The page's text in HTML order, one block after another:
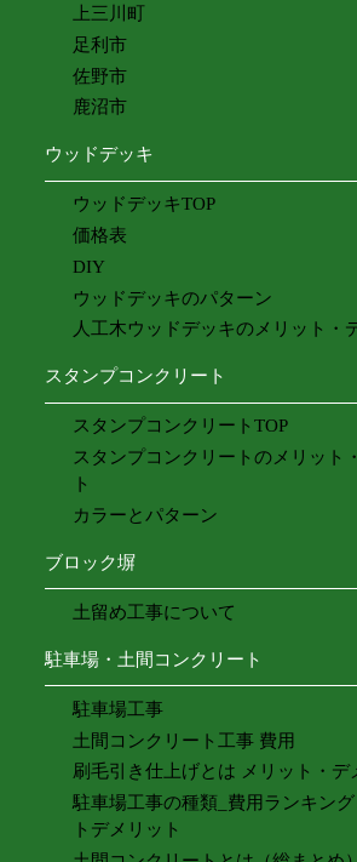
上三川町
足利市
佐野市
鹿沼市
ウッドデッキ
ウッドデッキTOP
価格表
DIY
ウッドデッキのパターン
人工木ウッドデッキのメリット・
スタンプコンクリート
スタンプコンクリートTOP
スタンプコンクリートのメリット
ト
カラーとパターン
ブロック塀
土留め工事について
駐車場・土間コンクリート
駐車場工事
土間コンクリート工事 費用
刷毛引き仕上げとは メリット・デ
駐車場工事の種類_費用ランキン
トデメリット